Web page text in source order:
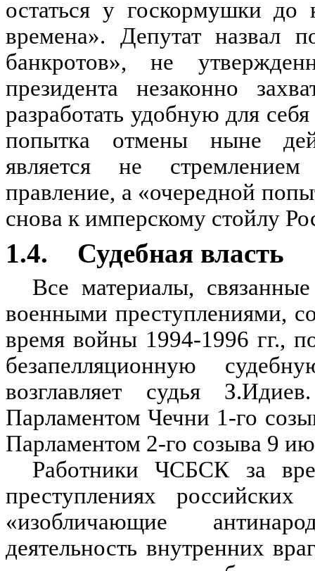
остаться у госкормушки
времена». Депутат назвал
банкротов», не
президента незаконно
разработать удобную для
попытка отмены ныне
является не
правление, а «очередной
снова к имперскому стойлу
1.4. Судебная власть
Все материалы,
военными преступлениями,
время войны 1994-1996 гг.,
безапелляционную
возглавляет судья
Парламентом Чечни 1-го
Парламентом 2-го созыва 9
Работники ЧСБСК за
преступлениях
«изобличающие
деятельность внутренних